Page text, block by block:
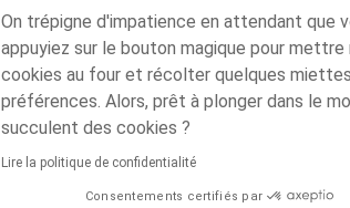
On trépigne d'impatience en attendant que
appuyiez sur le bouton magique pour mettre
cookies au four et récolter quelques
préférences. Alors, prêt à plonger dans le
succulent des cookies ?
Lire la politique de confidentialité
Consentements certifiés par
MODES
Point